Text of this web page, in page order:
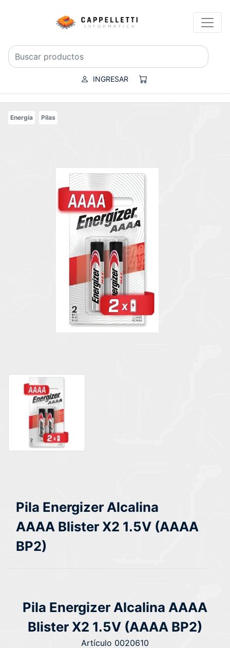
INGRESAR
Energia Pilas
Pila Energizer Alcalina
AAAA Blister X2 1.5V (AAAA
BP2)
Pila Energizer Alcalina AAAA
Blister X2 1.5V (AAAA BP2)
Artículo 0020610